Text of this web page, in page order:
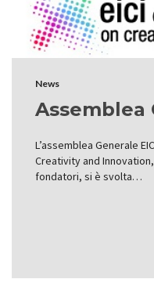
News
Assemblea
L’assemblea Generale
Creativity and
fondatori, si è svolta…